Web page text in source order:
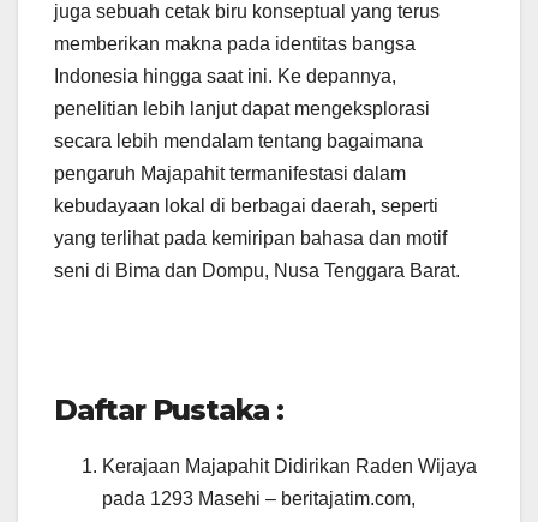
juga sebuah cetak biru konseptual yang terus
memberikan makna pada identitas bangsa
Indonesia hingga saat ini. Ke depannya,
penelitian lebih lanjut dapat mengeksplorasi
secara lebih mendalam tentang bagaimana
pengaruh Majapahit termanifestasi dalam
kebudayaan lokal di berbagai daerah, seperti
yang terlihat pada kemiripan bahasa dan motif
seni di Bima dan Dompu, Nusa Tenggara Barat.
Daftar Pustaka :
Kerajaan Majapahit Didirikan Raden Wijaya
pada 1293 Masehi – beritajatim.com,